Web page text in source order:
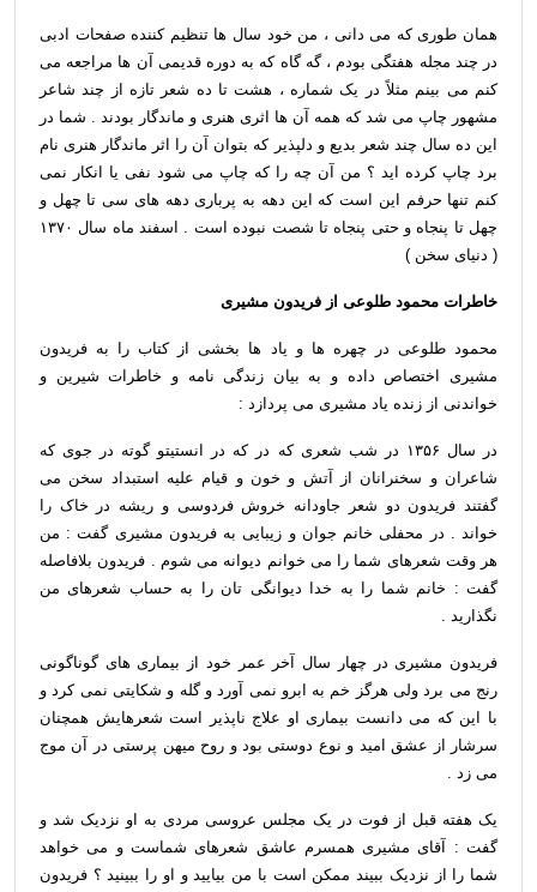
همان طوری که می دانی ، من خود سال ها تنظیم کننده صفحات ادبی
در چند مجله هفتگی بودم ، گه گاه که به دوره قدیمی آن ها مراجعه می
کنم می بینم مثلاً در یک شماره ، هشت تا ده شعر تازه از چند شاعر
مشهور چاپ می شد که همه آن ها اثری هنری و ماندگار بودند . شما در
این ده سال چند شعر بدیع و دلپذیر که بتوان آن را اثر ماندگار هنری نام
برد چاپ کرده اید ؟ من آن چه را که چاپ می شود نفی یا انکار نمی
کنم تنها حرفم این است که این دهه به پرباری دهه های سی تا چهل و
چهل تا پنجاه و حتی پنجاه تا شصت نبوده است . اسفند ماه سال ۱۳۷۰
( دنیای سخن )
خاطرات محمود طلوعی از فریدون مشیری
محمود طلوعی در چهره ها و یاد ها بخشی از کتاب را به فریدون
مشیری اختصاص داده و به بیان زندگی نامه و خاطرات شیرین و
خواندنی از زنده یاد مشیری می پردازد :
در سال ۱۳۵۶ در شب شعری که در که در انستیتو گوته در جوی که
شاعران و سخنرانان از آتش و خون و قیام علیه استبداد سخن می
گفتند فریدون دو شعر جاودانه خروش فردوسی و ریشه در خاک را
خواند . در محفلی خانم جوان و زیبایی به فریدون مشیری گفت : من
هر وقت شعرهای شما را می خوانم دیوانه می شوم . فریدون بلافاصله
گفت : خانم شما را به خدا دیوانگی تان را به حساب شعرهای من
نگذارید .
فریدون مشیری در چهار سال آخر عمر خود از بیماری های گوناگونی
رنج می برد ولی هرگز خم به ابرو نمی آورد و گله و شکایتی نمی کرد و
با این که می دانست بیماری او علاج ناپذیر است شعرهایش همچنان
سرشار از عشق امید و نوع دوستی بود و روح میهن پرستی در آن موج
می زد .
یک هفته قبل از فوت در یک مجلس عروسی مردی به او نزدیک شد و
گفت : آقای مشیری همسرم عاشق شعرهای شماست و می خواهد
شما را از نزدیک ببیند ممکن است با من بیایید و او را ببینید ؟ فریدون